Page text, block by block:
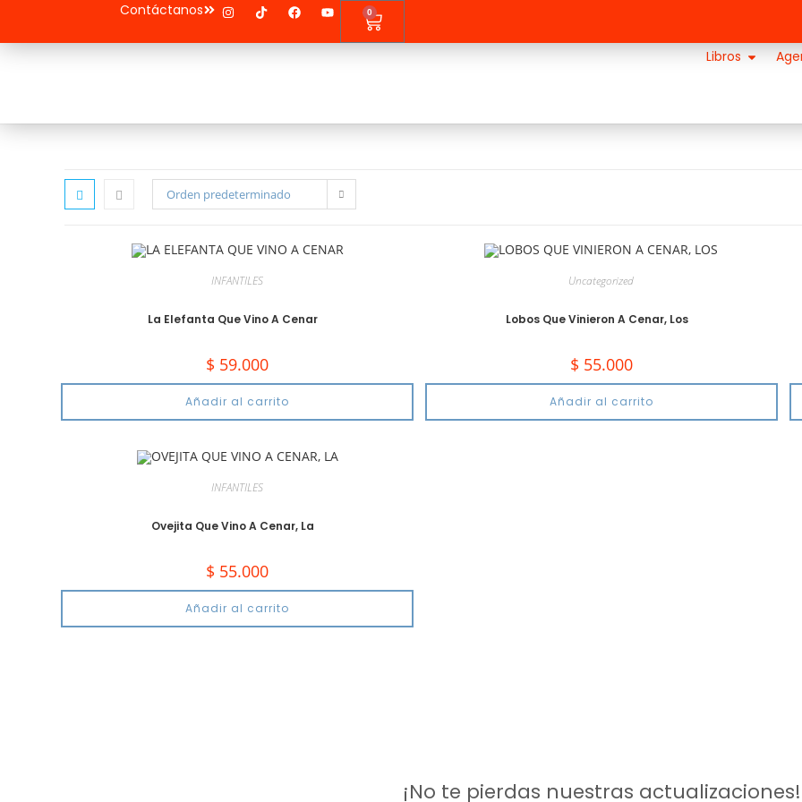
Contáctanos 0
Libros
Orden predeterminado
INFANTILES
La Elefanta Que Vino A Cenar
$ 59.000
Añadir al carrito
Uncategorized
Lobos Que Vinieron A Cenar, Los
$ 55.000
Añadir al carrito
INFANTILES
Ovejita Que Vino A Cenar, La
$ 55.000
Añadir al carrito
¡No te pierdas nuestras actualizaciones!